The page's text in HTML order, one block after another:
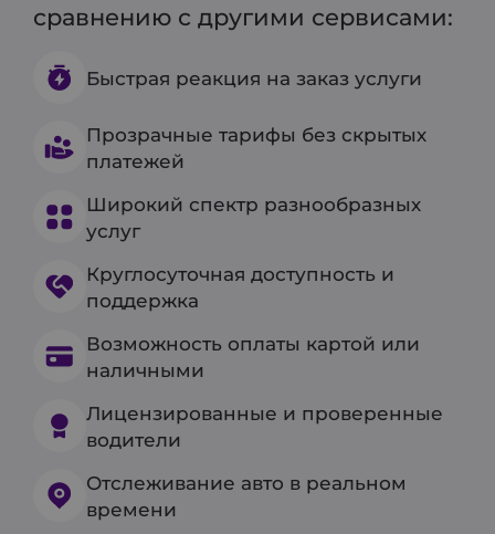
сравнению с другими сервисами:
Быстрая реакция на заказ услуги
Прозрачные тарифы без скрытых
платежей
Широкий спектр разнообразных
услуг
Круглосуточная доступность и
поддержка
Возможность оплаты картой или
наличными
Лицензированные и проверенные
водители
Отслеживание авто в реальном
времени